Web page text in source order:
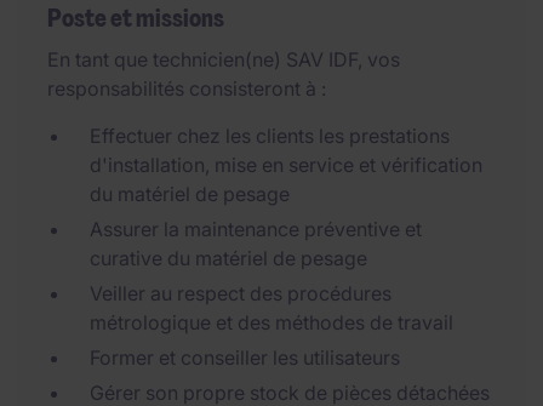
Poste et missions
En tant que technicien(ne) SAV IDF, vos
responsabilités consisteront à :
Effectuer chez les clients les prestations
d'installation, mise en service et vérification
du matériel de pesage
Assurer la maintenance préventive et
curative du matériel de pesage
Veiller au respect des procédures
métrologique et des méthodes de travail
Former et conseiller les utilisateurs
Gérer son propre stock de pièces détachées